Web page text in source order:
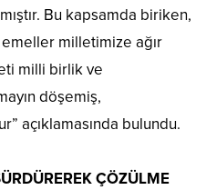
Bu kapsamda biriken,
milletimize ağır
milli birlik ve
döşemiş,
açıklamasında bulundu.
ÇÖZÜLME